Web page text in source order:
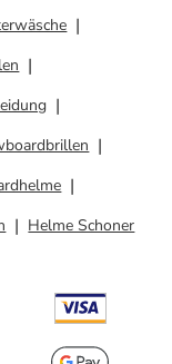
Helme Schoner